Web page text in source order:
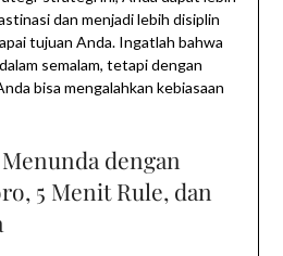
dan menjadi lebih disiplin
tujuan Anda. Ingatlah bahwa
semalam, tetapi dengan
bisa mengalahkan kebiasaan
dengan
5 Menit Rule, dan